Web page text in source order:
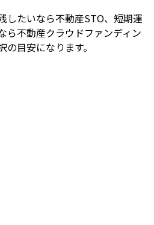
したいなら不動産STO、短期運
ら不動産クラウドファンディン
目安になります。